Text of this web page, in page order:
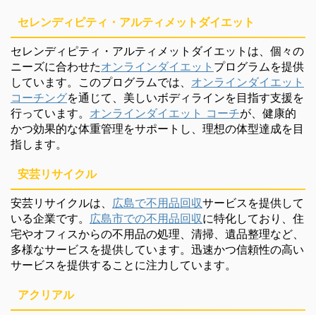
セレンディピティ・アルティメットダイエット
セレンディピティ・アルティメットダイエットは、個々の
ニーズに合わせたオンラインダイエット プログラムを提供
しています。このプログラムでは、 オンラインダイエット
コーチングを通じて、美しいボディラインを目指す支援を
行っています。 オンラインダイエット コーチが、健康的
かつ効果的な体重管理をサポートし、理想の体型達成を目
指します。
安芸リサイクル
安芸リサイクルは、 広島で不用品回収サービスを提供して
いる企業です。 広島市での不用品回収に特化しており、住
宅やオフィスからの不用品の処理、清掃、遺品整理など、
多様なサービスを提供しています。迅速かつ信頼性の高い
サービスを提供することに注力しています。
アクリアル